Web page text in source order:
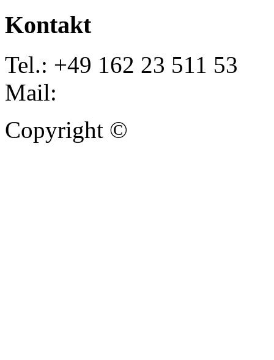
Kontakt
Tel.: +49 162 23 511 53
Mail:
Copyright ©